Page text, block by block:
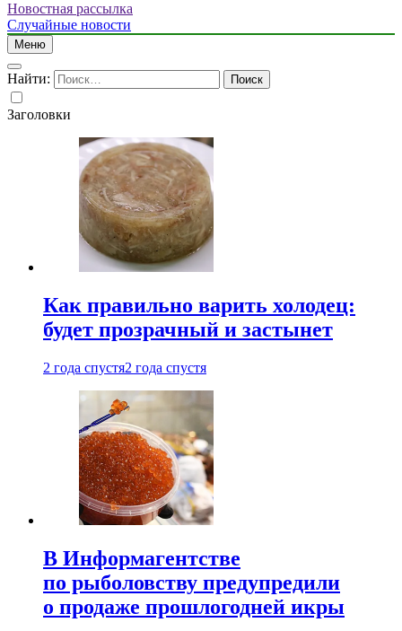
Новостная рассылка
Случайные новости
Меню
Найти:
Заголовки
Как правильно варить холодец:
будет прозрачный и застынет
2 года спустя2 года спустя
В Информагентстве
по рыболовству предупредили
о продаже прошлогодней икры